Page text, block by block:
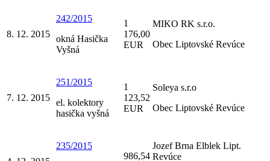
8. 12. 2015
242/2015
okná Hasička
Vyšná
1
176,00
EUR
MIKO RK s.r.o.
Obec Liptovské Revúce
7. 12. 2015
251/2015
el. kolektory
hasička vyšná
1
123,52
EUR
Soleya s.r.o
Obec Liptovské Revúce
235/2015
986,54
Jozef Brna Elblek Lipt.
Revúce